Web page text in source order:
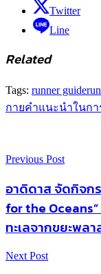
Twitter
Line
Related
Tags: runner guide
กายคำแนะนำในกา
Previous Post
อาดิดาส จัดกิจก
for the
ทะเลจากขยะพล
Next Post